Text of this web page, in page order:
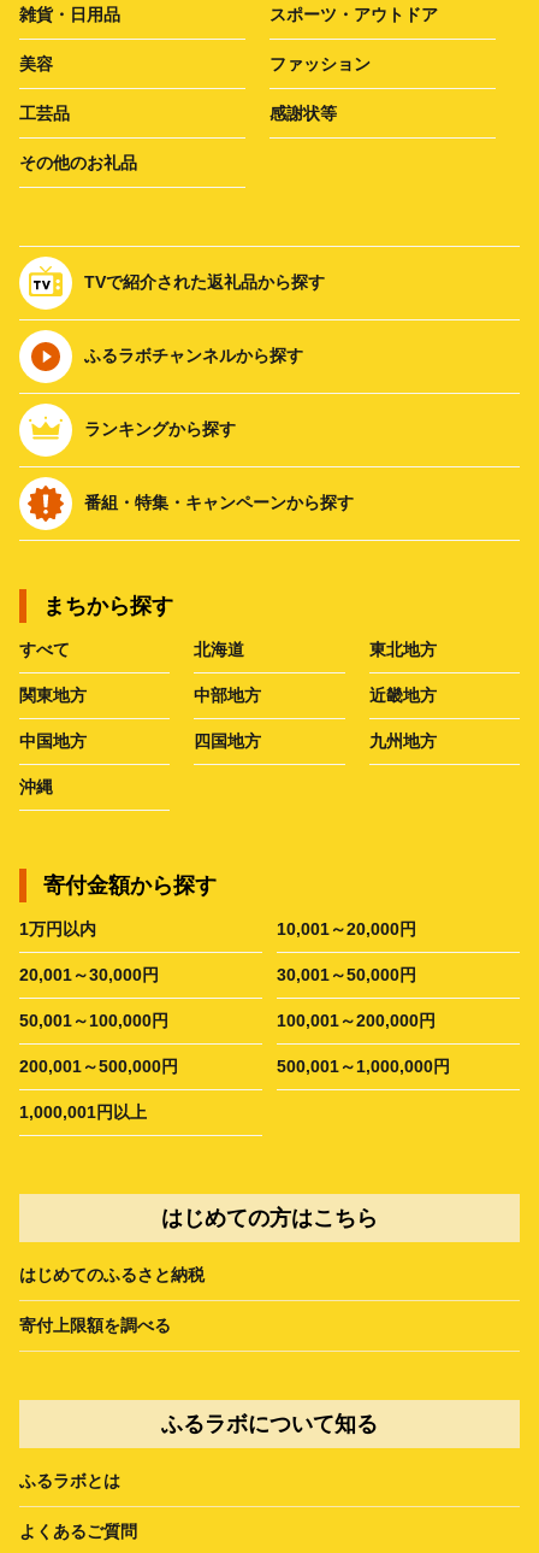
雑貨・日用品 スポーツ・アウトドア
美容 ファッション
工芸品 感謝状等
その他のお礼品
TVで紹介された返礼品から探す
ふるラボチャンネルから探す
ランキングから探す
番組・特集・キャンペーンから探す
まちから探す
すべて 北海道 東北地方
関東地方 中部地方 近畿地方
中国地方 四国地方 九州地方
沖縄
寄付金額から探す
1万円以内 10,001～20,000円
20,001～30,000円 30,001～50,000円
50,001～100,000円 100,001～200,000円
200,001～500,000円 500,001～1,000,000円
1,000,001円以上
はじめての方はこちら
はじめてのふるさと納税
寄付上限額を調べる
ふるラボについて知る
ふるラボとは
よくあるご質問